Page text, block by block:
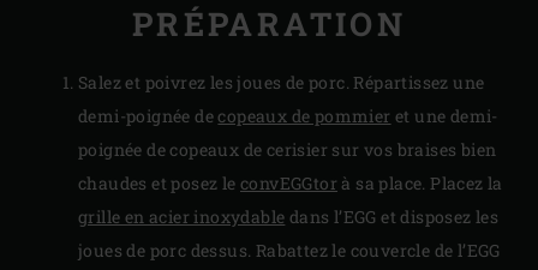
PRÉPARATION
Salez et poivrez les joues de porc. Répartissez une
demi-poignée decopeaux de pommier et une demi-
poignée de copeaux de cerisier sur vos braises bien
chaudes et posez leconvEGGtor à sa place. Placez la
grille en acier inoxydable dans l’EGG et disposez les
joues de porc dessus. Rabattez le couvercle de l’EGG